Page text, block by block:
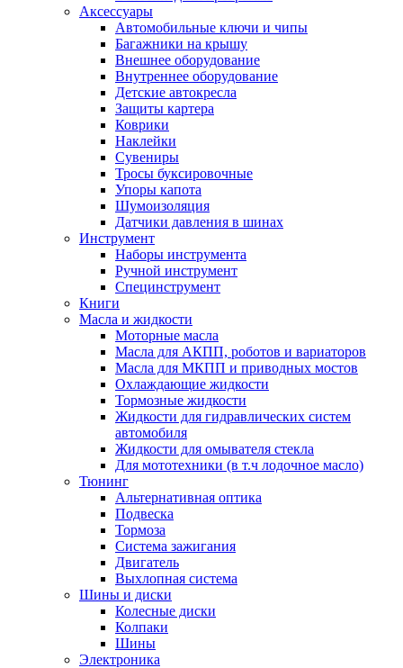
Аксессуары
Автомобильные ключи и чипы
Багажники на крышу
Внешнее оборудование
Внутреннее оборудование
Детские автокресла
Защиты картера
Коврики
Наклейки
Сувениры
Тросы буксировочные
Упоры капота
Шумоизоляция
Датчики давления в шинах
Инструмент
Наборы инструмента
Ручной инструмент
Специнструмент
Книги
Масла и жидкости
Моторные масла
Масла для АКПП, роботов и вариаторов
Масла для МКПП и приводных мостов
Охлаждающие жидкости
Тормозные жидкости
Жидкости для гидравлических систем
автомобиля
Жидкости для омывателя стекла
Для мототехники (в т.ч лодочное масло)
Тюнинг
Альтернативная оптика
Подвеска
Тормоза
Система зажигания
Двигатель
Выхлопная система
Шины и диски
Колесные диски
Колпаки
Шины
Электроника